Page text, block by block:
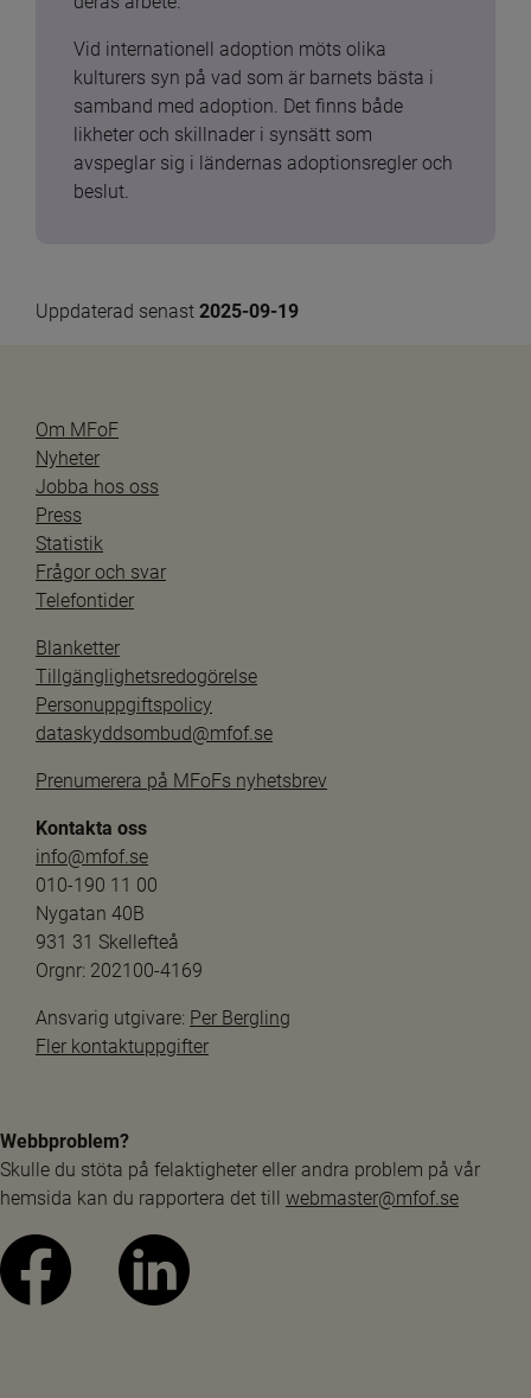
Vid internationell adoption möts olika
kulturers syn på vad som är barnets bästa i
samband med adoption. Det finns både
likheter och skillnader i synsätt som
avspeglar sig i ländernas adoptionsregler och
beslut.
Uppdaterad senast 2025-09-19
Om MFoF
Nyheter
Jobba hos oss
Press
Statistik
Frågor och svar
Telefontider
Blanketter
Tillgänglighetsredogörelse
Personuppgiftspolicy
dataskyddsombud@mfof.se
Prenumerera på MFoFs nyhetsbrev
Kontakta oss
info@mfof.se
010-190 11 00
Nygatan 40B
931 31 Skellefteå
Orgnr: 202100-4169
Ansvarig utgivare: Per Bergling
Fler kontaktuppgifter
Webbproblem?
Skulle du stöta på felaktigheter eller andra problem på vår
hemsida kan du rapportera det till webmaster@mfof.se